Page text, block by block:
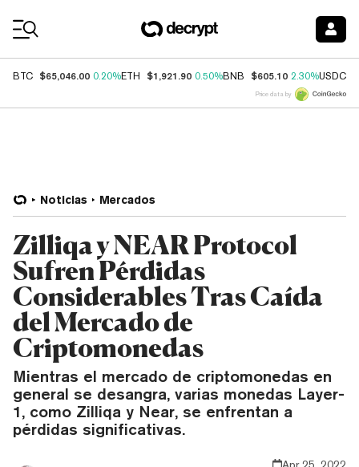
BTC $65,046.00 0.20%ETH $1,921.90 0.50%BNB $605.10 2.30%USDC
Price data by
Noticias Mercados
Zilliqa y NEAR Protocol
Sufren Pérdidas
Considerables Tras Caída
del Mercado de
Criptomonedas
Mientras el mercado de criptomonedas en
general se desangra, varias monedas Layer-
1, como Zilliqa y Near, se enfrentan a
pérdidas significativas.